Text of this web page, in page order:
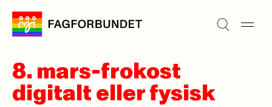
8. mars-frokost
digitalt eller fysisk